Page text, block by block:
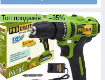
Топ продажів –35%